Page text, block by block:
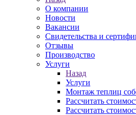
О компании
Новости
Вакансии
Свидетельства и
Отзывы
Производство
Услуги
Назад
Услуги
Монтаж теплиц
Рассчитать
Рассчитать